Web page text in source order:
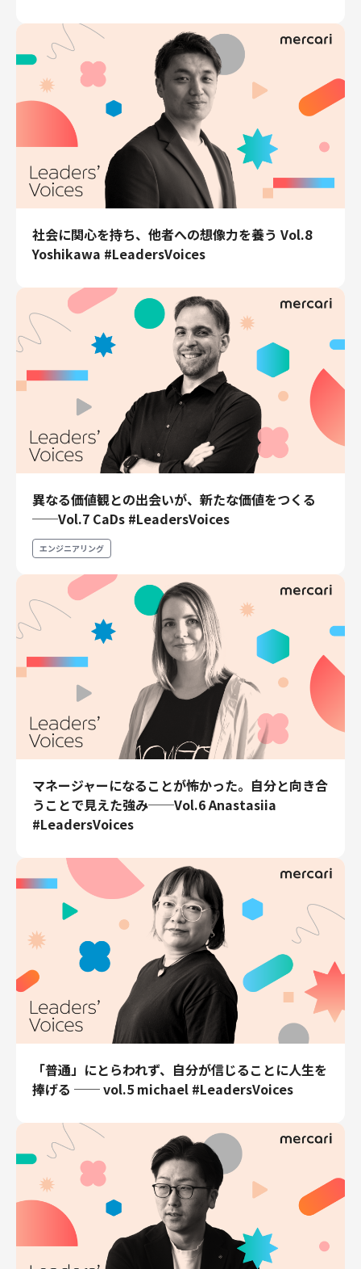
社会に関心を持ち、他者への想像力を養う Vol.8
Yoshikawa #LeadersVoices
異なる価値観との出会いが、新たな価値をつくる
──Vol.7 CaDs #LeadersVoices
エンジニアリング
マネージャーになることが怖かった。自分と向き合
うことで見えた強み──Vol.6 Anastasiia
#LeadersVoices
「普通」にとらわれず、自分が信じることに人生を
捧げる ── vol.5 michael #LeadersVoices